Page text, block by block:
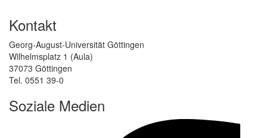
Kontakt
Georg-August-Universität Göttingen
Wilhelmsplatz 1 (Aula)
37073 Göttingen
Tel. 0551 39-0
Soziale Medien